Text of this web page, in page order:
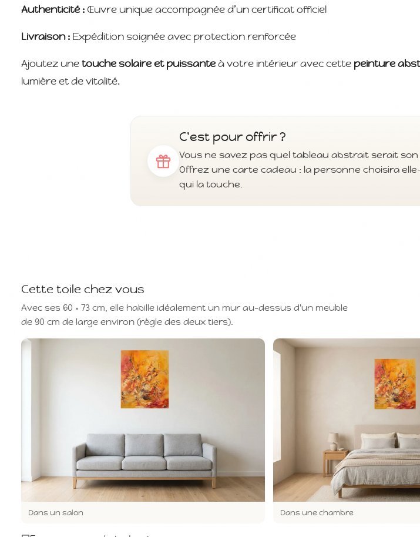
Authenticité :Œuvre unique accompagnée d’un certificat officiel
Livraison : Expédition soignée avec protection renforcée
Ajoutez unetouche solaire et puissanteà votre intérieur avec cette peinture
lumière et de vitalité.
C'est pour offrir ?
Vous ne savez pas quel tableau abstrait serait
Offrez une carte cadeau : la personne choisira
qui la touche.
Cette toile chez vous
Avec ses 60 × 73 cm, elle habille idéalement un mur au-dessus d'un meuble
de 90 cm de large environ (règle des deux tiers).
Dans un salon Dans une chambre